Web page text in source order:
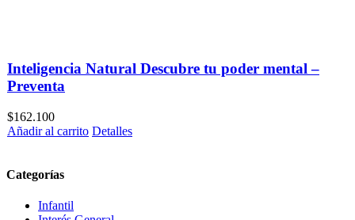
Inteligencia Natural Descubre tu poder mental –
Preventa
$162.100
Añadir al carrito Detalles
Categorías
Infantil